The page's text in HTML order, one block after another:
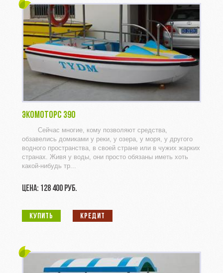
ЭКОМОТОРС 390
Сейчас многие, кому позволяют средства,
обзавелись домиками у реки, у озера, у моря, у другого
водного пространства, в своей стране или в чужих жарких
странах. Живя у воды, они просто обязаны иметь хоть
какой-нибудь тр...
ЦЕНА: 128 400 РУБ.
КУПИТЬ КРЕДИТ